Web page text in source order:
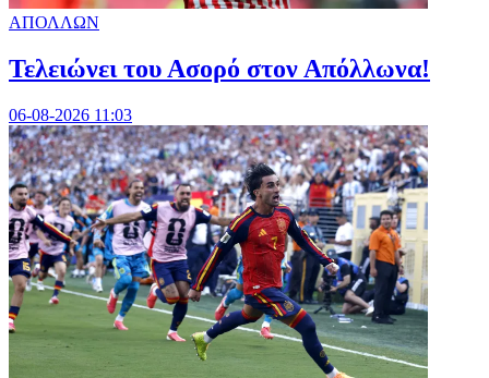
ΑΠΟΛΛΩΝ
Τελειώνει του Ασορό στον Απόλλωνα!
06-08-2026 11:03